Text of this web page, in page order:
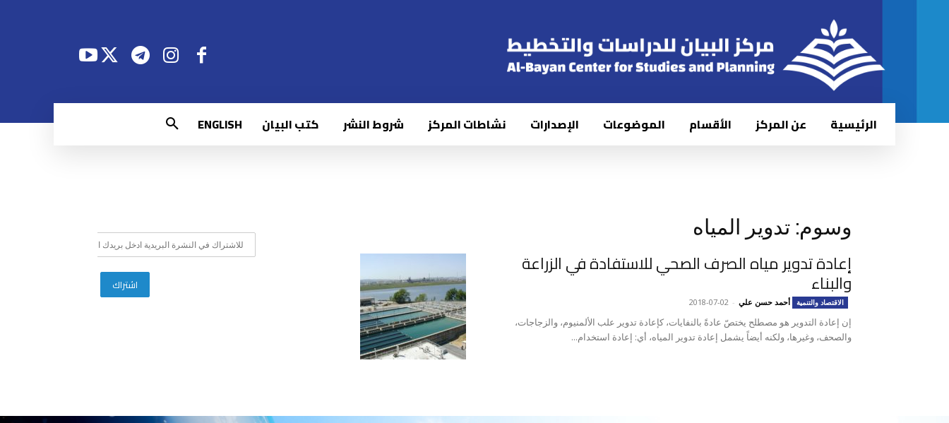
الرئيسية عن المركز الأقسام الموضوعات الإصدارات نشاطات المركز شروط النشر كتب البيان ENGLISH
وسوم: تدوير المياه
إعادة تدوير مياه الصرف الصحي للاستفادة في الزراعة
والبناء
الاقتصاد والتنمية أحمد حسن علي -
2018-07-02
إن إعادة التدوير هو مصطلح يختصّ عادةً بالنفايات، كإعادة تدوير علب الألمنيوم، والزجاجات،
والصحف، وغيرها، ولكنه أيضاً يشمل إعادة تدوير المياه، أي: إعادة استخدام...